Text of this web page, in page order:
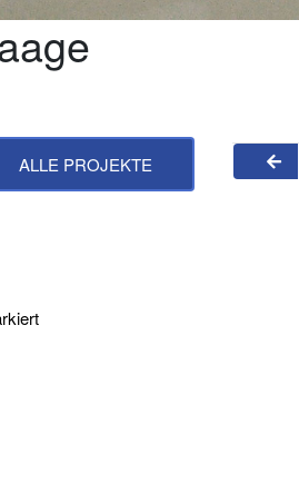
ALLE PROJEKTE